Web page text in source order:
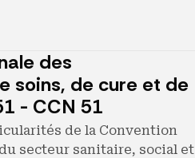
des
soins, de cure et de
- CCN 51
de la Convention
secteur sanitaire, social et